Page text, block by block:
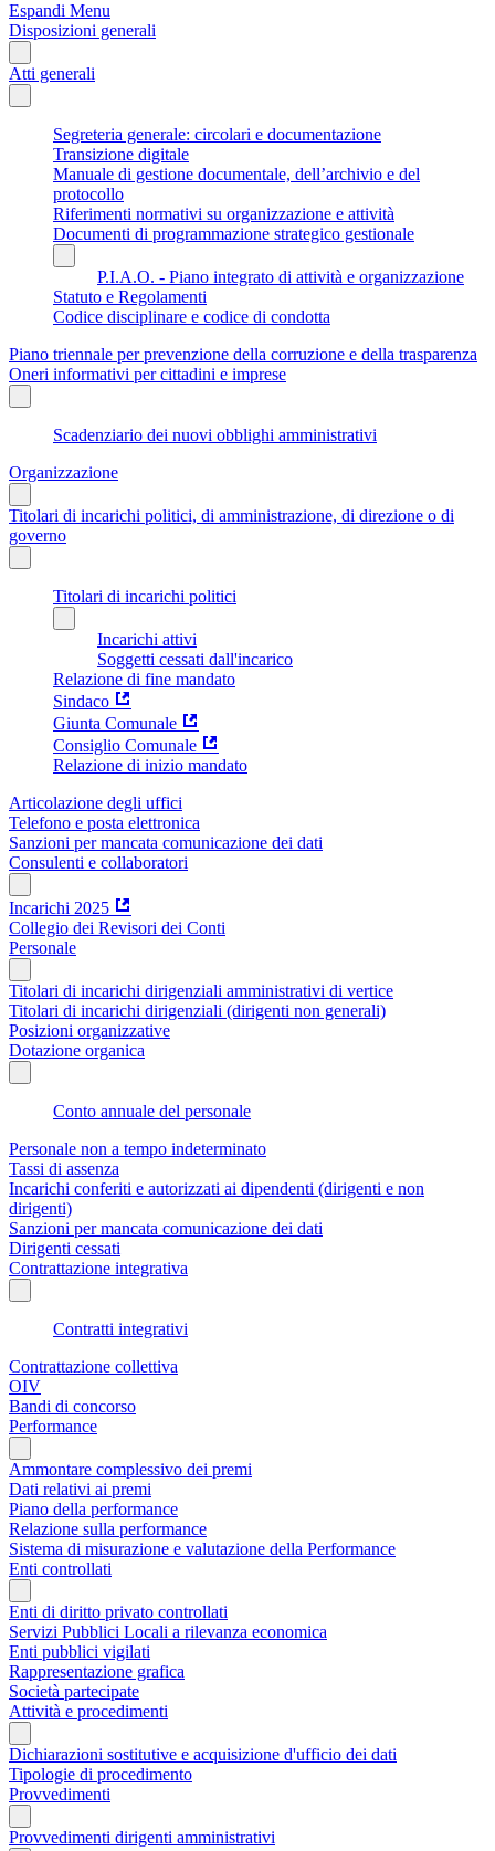
Espandi Menu
Disposizioni generali
Atti generali
Segreteria generale: circolari e documentazione
Transizione digitale
Manuale di gestione documentale, dell’archivio e del
protocollo
Riferimenti normativi su organizzazione e attività
Documenti di programmazione strategico gestionale
P.I.A.O. - Piano integrato di attività e organizzazione
Statuto e Regolamenti
Codice disciplinare e codice di condotta
Piano triennale per prevenzione della corruzione e della trasparenza
Oneri informativi per cittadini e imprese
Scadenziario dei nuovi obblighi amministrativi
Organizzazione
Titolari di incarichi politici, di amministrazione, di direzione o di
governo
Titolari di incarichi politici
Incarichi attivi
Soggetti cessati dall'incarico
Relazione di fine mandato
Sindaco
Giunta Comunale
Consiglio Comunale
Relazione di inizio mandato
Articolazione degli uffici
Telefono e posta elettronica
Sanzioni per mancata comunicazione dei dati
Consulenti e collaboratori
Incarichi 2025
Collegio dei Revisori dei Conti
Personale
Titolari di incarichi dirigenziali amministrativi di vertice
Titolari di incarichi dirigenziali (dirigenti non generali)
Posizioni organizzative
Dotazione organica
Conto annuale del personale
Personale non a tempo indeterminato
Tassi di assenza
Incarichi conferiti e autorizzati ai dipendenti (dirigenti e non
dirigenti)
Sanzioni per mancata comunicazione dei dati
Dirigenti cessati
Contrattazione integrativa
Contratti integrativi
Contrattazione collettiva
OIV
Bandi di concorso
Performance
Ammontare complessivo dei premi
Dati relativi ai premi
Piano della performance
Relazione sulla performance
Sistema di misurazione e valutazione della Performance
Enti controllati
Enti di diritto privato controllati
Servizi Pubblici Locali a rilevanza economica
Enti pubblici vigilati
Rappresentazione grafica
Società partecipate
Attività e procedimenti
Dichiarazioni sostitutive e acquisizione d'ufficio dei dati
Tipologie di procedimento
Provvedimenti
Provvedimenti dirigenti amministrativi